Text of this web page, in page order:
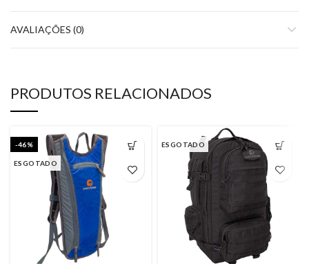
AVALIAÇÕES (0)
PRODUTOS RELACIONADOS
-46%
ESGOTADO
ESGOTADO